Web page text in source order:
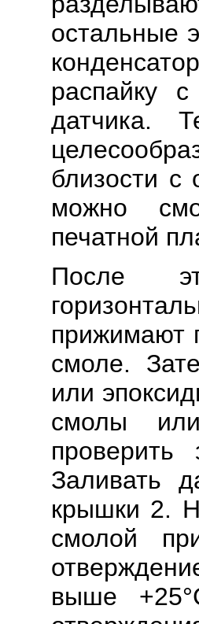
остальные
распайку
датчика.
близости с
можно
печатной
После
прижимают
смоле.
или
смолы
проверить
Заливать
крышки 2.
смолой
выше